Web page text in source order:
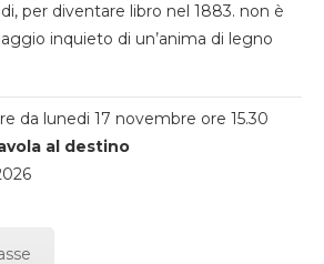
per diventare libro nel 1883. non è
inquieto di un’anima di legno
da lunedi 17 novembre ore 15.30
al destino